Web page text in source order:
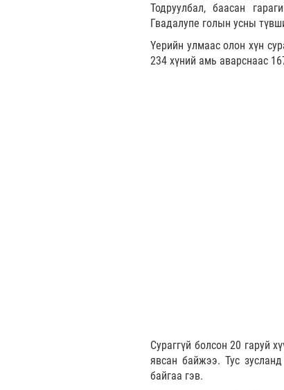
Тодруулбал, баасан
Гвадалупе голын усны
Үерийн улмаас олон хүн
234 хүний амь аварснаас
Сураггүй болсон 20 гаруй
явсан байжээ. Тус
байгаа гэв.